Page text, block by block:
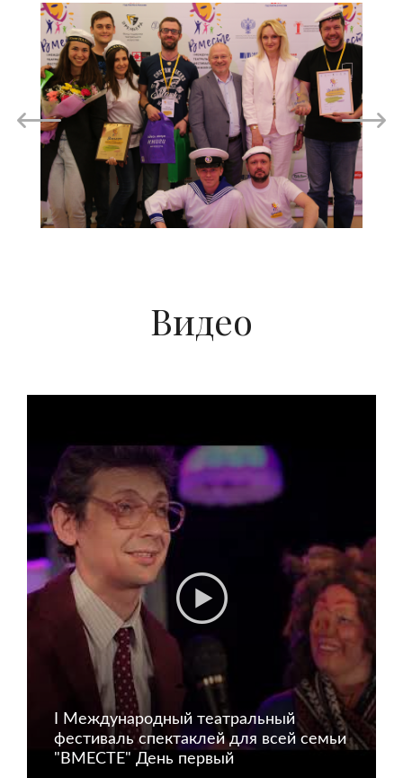
Видео
I Международный театральный
фестиваль спектаклей для всей семьи
"ВМЕСТЕ" День первый